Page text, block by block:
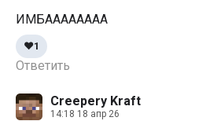
ИМБАААААААА
Ответить
❤️1
Creepery Kraft
14:18 18 апр 26